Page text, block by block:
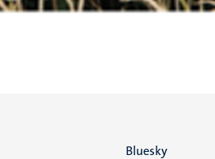
Bluesky